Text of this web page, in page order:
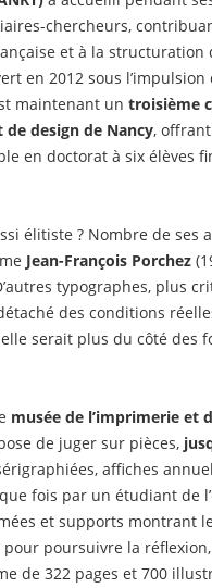
chercheurs,
et à la structuration
en 2012 sous
maintenant un troisième
design de Nancy,
en doctorat à six élèves
élitiste ? Nombre de ses
Jean-François Porchez
typographes, plus
des conditions
serait plus du côté des
musée de l’imprimerie et
de juger sur pièces,
affiches
fois par un étudiant de
et supports montrant
poursuivre la
de 322 pages et 700